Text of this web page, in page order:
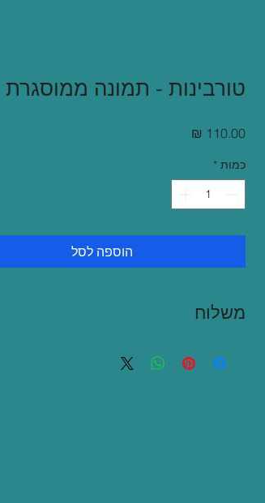
טורבינות - תמונה ממוסגרת
כמות *
הוספה לסל
משלוח
איסוף עצמי בתאום מראש